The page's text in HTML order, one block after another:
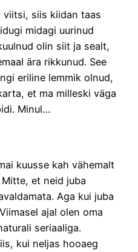
viitsi, siis kiidan taas
midagi uurinud
olin siit ja sealt,
ära rikkunud. See
eriline lemmik olnud,
et ma milleski väga
Minul…
kuusse kah vähemalt
et neid juba
Aga kui juba
ajal olen oma
seriaaliga.
kui neljas hooaeg